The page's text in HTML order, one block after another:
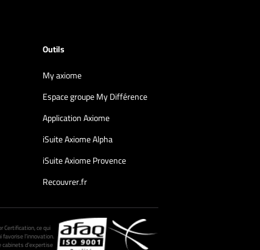
Outils
My axiome
Espace groupe My Différence
Application Axiome
iSuite Axiome Alpha
iSuite Axiome Provence
Recouvrer.fr
Certification, ce qui
l’innovation.
d’expertise